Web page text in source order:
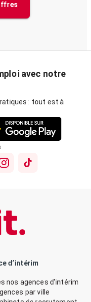
avec notre
: tout est à
d’intérim
nos agences d’intérim
par ville